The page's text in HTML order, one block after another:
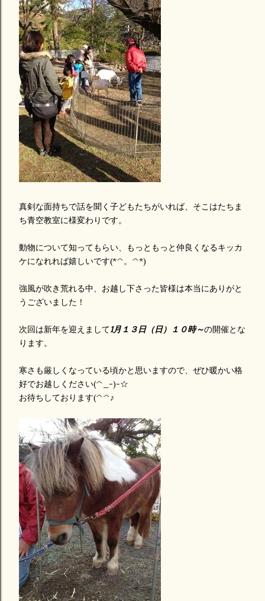
真剣な面持ちで話を聞く子どもたちがいれば、そこはたちま
ち青空教室に様変わりです。
動物について知ってもらい、もっともっと仲良くなるキッカ
ケになれれば嬉しいです(*^。^*)
強風が吹き荒れる中、お越し下さった皆様は本当にありがと
うございました！
次回は新年を迎えまして1月１３日（日）１０時～の開催とな
ります。
寒さも厳しくなっている頃かと思いますので、ぜひ暖かい格
好でお越しください(^_-)-☆
お待ちしております(^^♪